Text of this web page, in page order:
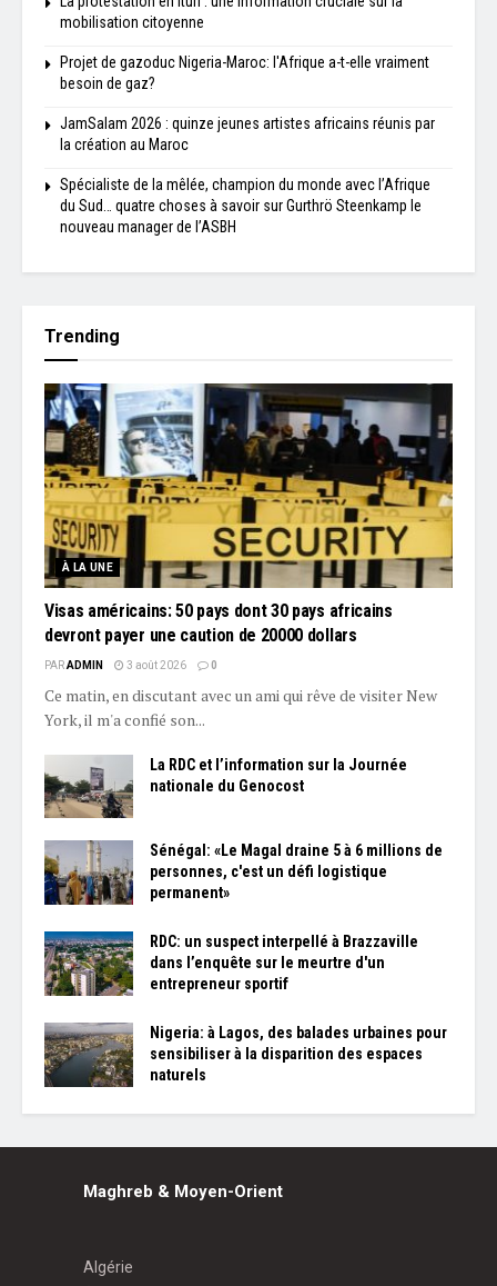
mobilisation citoyenne
Projet de gazoduc Nigeria-Maroc: l'Afrique a-t-elle vraiment
besoin de gaz?
JamSalam 2026 : quinze jeunes artistes africains réunis par
la création au Maroc
Spécialiste de la mêlée, champion du monde avec l’Afrique
du Sud… quatre choses à savoir sur Gurthrö Steenkamp le
nouveau manager de l’ASBH
Trending
À LA UNE
Visas américains: 50 pays dont 30 pays africains
devront payer une caution de 20000 dollars
PARADMIN 3 août 2026 0
Ce matin, en discutant avec un ami qui rêve de visiter New
York, il m'a confié son...
La RDC et l’information sur la Journée
nationale du Genocost
Sénégal: «Le Magal draine 5 à 6 millions de
personnes, c'est un défi logistique
permanent»
RDC: un suspect interpellé à Brazzaville
dans l’enquête sur le meurtre d'un
entrepreneur sportif
Nigeria: à Lagos, des balades urbaines pour
sensibiliser à la disparition des espaces
naturels
Maghreb & Moyen-Orient
Algérie